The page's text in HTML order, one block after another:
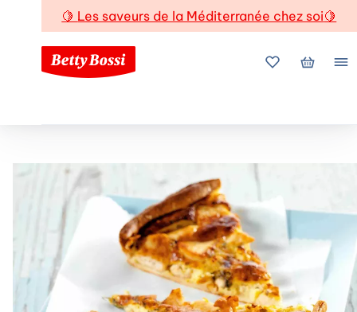
🍋 Les saveurs de la Méditerranée chez soi🍋
Mes favoris
Mon